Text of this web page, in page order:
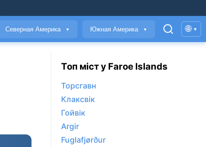
Северная Америка ▼ Южная Америка ▼ 🌐 ▾
Топ міст у Faroe Islands
Торсгавн
Клаксвік
Гойвік
Argir
Fuglafjørður